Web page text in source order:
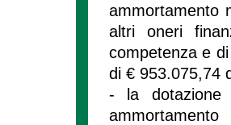
ammortamento
altri oneri
competenza e
di € 953.075,74
- la dotazione